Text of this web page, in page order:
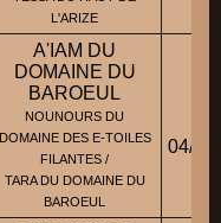
L'ARIZE
A'IAM DU
DOMAINE DU
BAROEUL
NOUNOURS DU
DOMAINE DES E-TOILES
FILANTES /
TARA DU DOMAINE DU
BAROEUL
04/